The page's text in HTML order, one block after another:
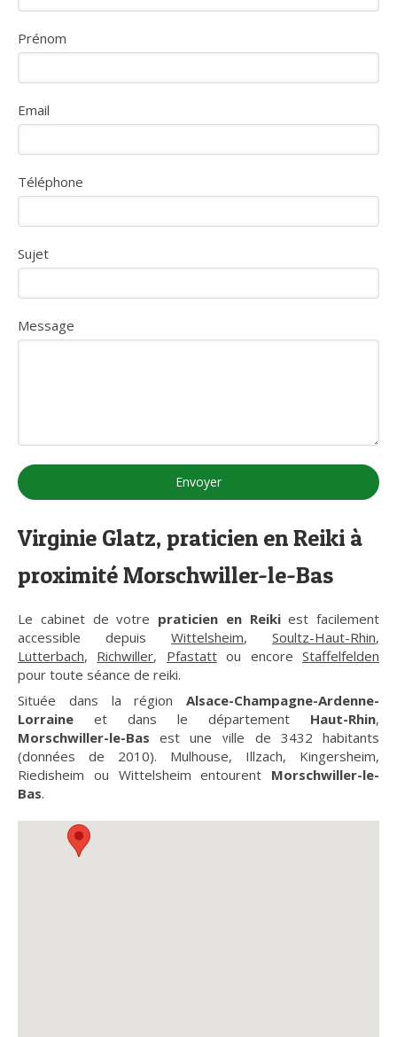
Prénom
Email
Téléphone
Sujet
Message
Envoyer
Virginie Glatz, praticien en Reiki à
proximité Morschwiller-le-Bas
Le cabinet de votre praticien en Reikiest facilement
accessible depuis Wittelsheim, Soultz-Haut-Rhin,
Lutterbach, Richwiller, Pfastattou encoreStaffelfelden
pour toute séance de reiki.
Située dans la région Alsace-Champagne-Ardenne-
Lorraine et dans le département Haut-Rhin,
Morschwiller-le-Bas est une ville de 3432 habitants
(données de 2010). Mulhouse, Illzach, Kingersheim,
Riedisheim ou Wittelsheim entourent Morschwiller-le-
Bas.